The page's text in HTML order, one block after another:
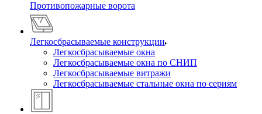
Противопожарные ворота
Легкосбрасываемые конструкции
Легкосбрасываемые окна
Легкосбрасываемые окна по СНИП
Легкосбрасываемые витражи
Легкосбрасываемые стальные окна по сериям